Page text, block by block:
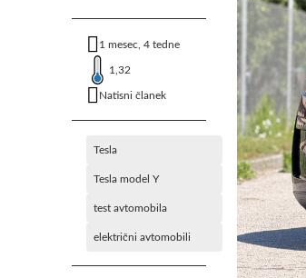
1 mesec, 4 tedne
1,32
Natisni članek
Tesla
Tesla model Y
test avtomobila
električni avtomobili